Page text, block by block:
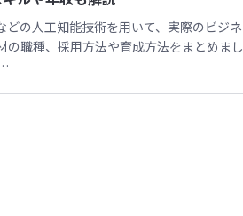
の人工知能技術を用いて、実際のビジネ
職種、採用方法や育成方法をまとめまし